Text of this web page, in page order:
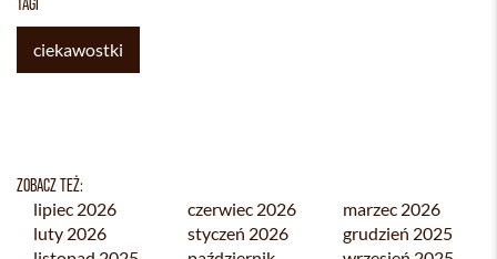
ciekawostki
ZOBACZ TEŻ:
lipiec 2026 czerwiec 2026
marzec 2026
luty 2026
styczeń 2026
grudzień 2025